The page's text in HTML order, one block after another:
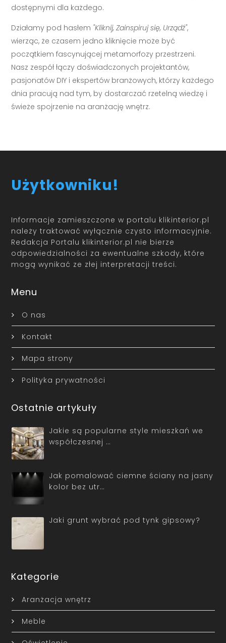
dostępnymi dla każdego.
Działamy pod hasłem "Kliknij, Zainspiruj się, Urządź",
wierząc, że czasem jedno kliknięcie może być
początkiem fascynującej metamorfozy przestrzeni.
Nasz zespół łączy doświadczonych projektantów,
pasjonatów DIY i ekspertów branżowych, którzy każdego
dnia pracują nad tym, by dostarczać rzetelną wiedzę i
świeże spojrzenie na aranżację wnętrz.
Użytkowniku!
Informacje zamieszczone w portalu klikinterior.pl
należy traktować wyłącznie czysto informacyjnie.
Redakcja Portalu klikinterior.pl nie bierze
odpowiedzialności za ewentualne szkody, które
mogą wynikać ze złej interpretacji treści.
Menu
O nas
Kontakt
Mapa strony
Polityka prywatności
Ostatnie artykuły
Jakie są popularne style mieszkań we
współczesnej …
Jak pomalować ciemne ściany na jasny
kolor bez utr…
Jaki grunt wybrać pod tynk gipsowy?
Kategorie
Aranżacja wnętrz
Meble